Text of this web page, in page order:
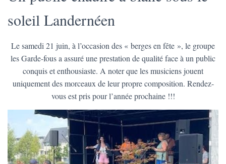
soleil Landernéen
Le samedi 21 juin, à l’occasion des « berges en fête », le groupe
les Garde-fous a assuré une prestation de qualité face à un public
conquis et enthousiaste. A noter que les musiciens jouent
uniquement des morceaux de leur propre composition. Rendez-
vous est pris pour l’année prochaine !!!